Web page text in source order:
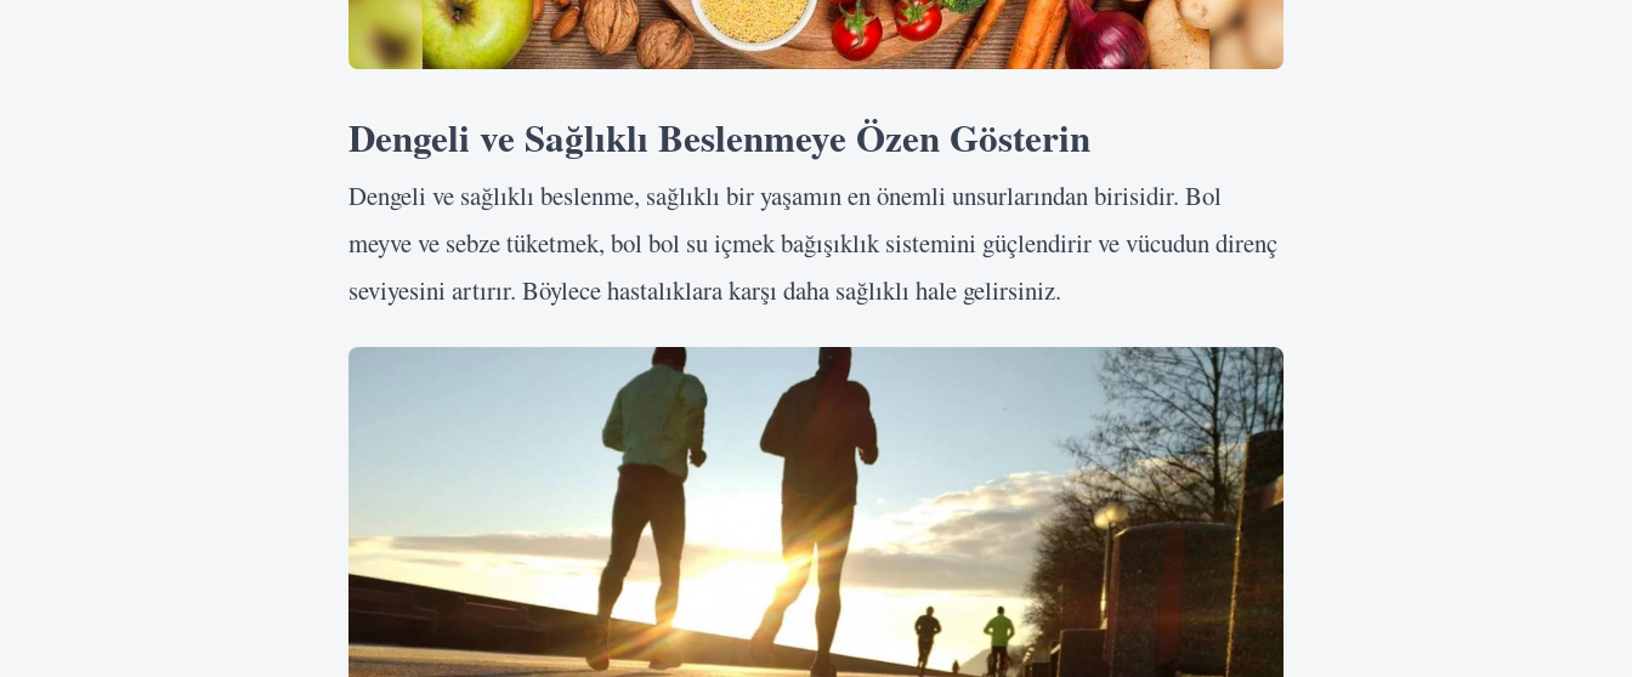
Dengeli ve Sağlıklı Beslenmeye Özen Gösterin
Dengeli ve sağlıklı beslenme, sağlıklı bir yaşamın en önemli unsurlarından birisidir. Bol
meyve ve sebze tüketmek, bol bol su içmek bağışıklık sistemini güçlendirir ve vücudun direnç
seviyesini artırır. Böylece hastalıklara karşı daha sağlıklı hale gelirsiniz.